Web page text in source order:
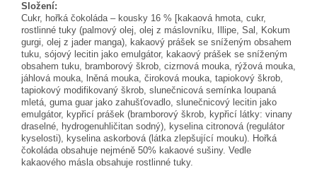
Složení:
Cukr, hořká čokoláda – kousky 16 % [kakaová hmota, cukr,
rostlinné tuky (palmový olej, olej z máslovníku, Illipe, Sal, Kokum
gurgi, olej z jader manga), kakaový prášek se sníženým obsahem
tuku, sójový lecitin jako emulgátor, kakaový prášek se sníženým
obsahem tuku, bramborový škrob, cizrnová mouka, rýžová mouka,
jáhlová mouka, lněná mouka, čiroková mouka, tapiokový škrob,
tapiokový modifikovaný škrob, slunečnicová semínka loupaná
mletá, guma guar jako zahušťovadlo, slunečnicový lecitin jako
emulgátor, kypřicí prášek (bramborový škrob, kypřicí látky: vinany
draselné, hydrogenuhličitan sodný), kyselina citronová (regulátor
kyselosti), kyselina askorbová (látka zlepšující mouku). Hořká
čokoláda obsahuje nejméně 50% kakaové sušiny. Vedle
kakaového másla obsahuje rostlinné tuky.